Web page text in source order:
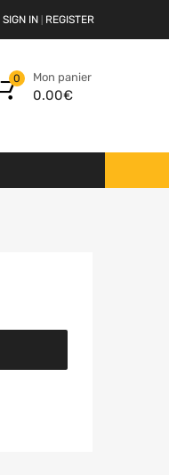
SIGN IN REGISTER
Mon panier
0.00€
0